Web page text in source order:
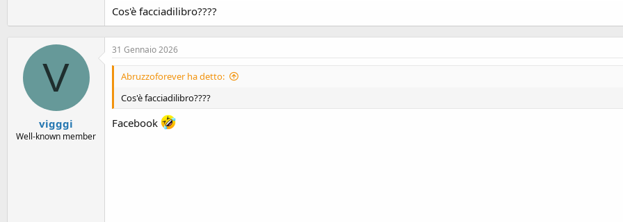
Cos'è facciadilibro????
V
vigggi
Well-known member
31 Gennaio 2026
Abruzzoforever ha detto:
Cos'è facciadilibro????
Facebook